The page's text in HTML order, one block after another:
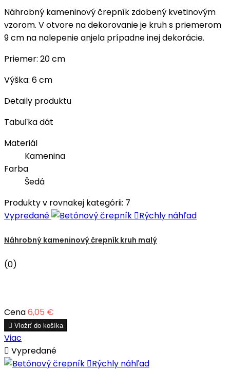
Náhrobný kameninový črepník zdobený kvetinovým
vzorom. V otvore na dekorovanie je kruh s priemerom
9 cm na nalepenie anjela prípadne inej dekorácie.
Priemer: 20 cm
Výška: 6 cm
Detaily produktu
Tabuľka dát
Materiál
Kamenina
Farba
Šedá
Produkty v rovnakej kategórii: 7
Vypredané
Rýchly náhľad
Náhrobný kameninový črepník kruh malý
(0)
Cena6,05 €
 Vložiť do košíka
Viac
 Vypredané
Rýchly náhľad